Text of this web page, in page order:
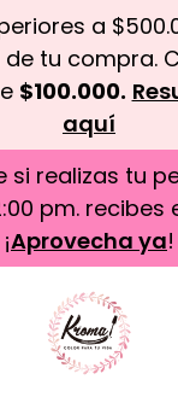
a
tu compra.
$100.000.
aquí
si realizas tu
pm. recibes
¡Aprovecha ya!